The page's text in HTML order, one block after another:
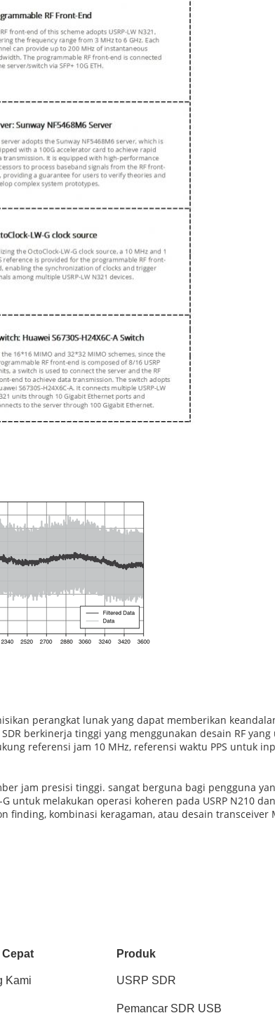
perangkat lunak yang dapat memberikan
berkinerja tinggi yang menggunakan desain RF
referensi jam 10 MHz, referensi waktu PPS untuk
jam presisi tinggi. sangat berguna bagi pengguna
untuk melakukan operasi koheren pada USRP N210
kombinasi keragaman, atau desain transceiver
Cepat
Kami
Produk
USRP SDR
Pemancar SDR USB